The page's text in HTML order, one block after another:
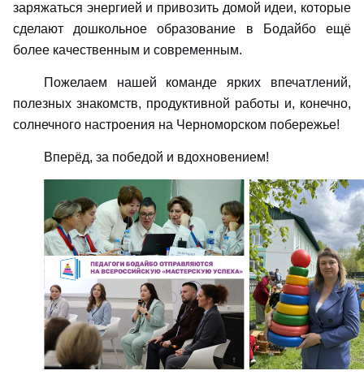
заряжаться энергией и привозить домой идеи, которые
сделают дошкольное образование в Бодайбо ещё
более качественным и современным.
Пожелаем нашей команде ярких впечатлений,
полезных знакомств, продуктивной работы и, конечно,
солнечного настроения на Черноморском побережье!
Вперёд, за победой и вдохновением!